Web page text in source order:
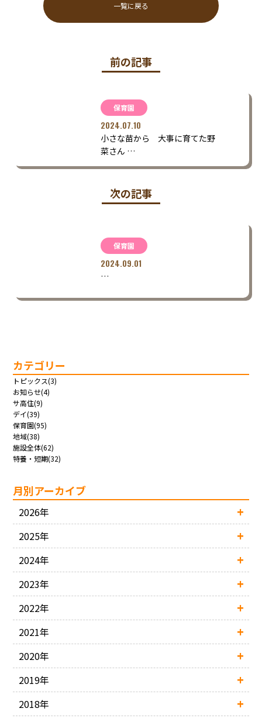
一覧に戻る
前の記事
保育園
2024.07.10
小さな苗から 大事に育てた野
菜さん …
次の記事
保育園
2024.09.01
…
カテゴリー
トピックス(3)
お知らせ(4)
サ高住(9)
デイ(39)
保育園(95)
地域(38)
施設全体(62)
特養・短期(32)
月別アーカイブ
2026年
2025年
2024年
2023年
2022年
2021年
2020年
2019年
2018年